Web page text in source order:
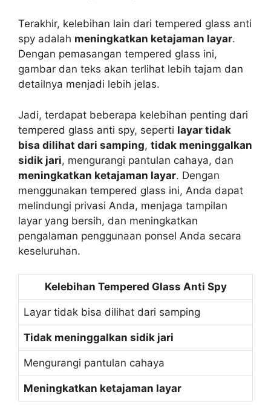
Terakhir, kelebihan lain dari tempered glass anti
spy adalah meningkatkan ketajaman layar.
Dengan pemasangan tempered glass ini,
gambar dan teks akan terlihat lebih tajam dan
detailnya menjadi lebih jelas.
Jadi, terdapat beberapa kelebihan penting dari
tempered glass anti spy, seperti layar tidak
bisa dilihat dari samping, tidak meninggalkan
sidik jari, mengurangi pantulan cahaya, dan
meningkatkan ketajaman layar. Dengan
menggunakan tempered glass ini, Anda dapat
melindungi privasi Anda, menjaga tampilan
layar yang bersih, dan meningkatkan
pengalaman penggunaan ponsel Anda secara
keseluruhan.
Kelebihan Tempered Glass Anti Spy
Layar tidak bisa dilihat dari samping
Tidak meninggalkan sidik jari
Mengurangi pantulan cahaya
Meningkatkan ketajaman layar